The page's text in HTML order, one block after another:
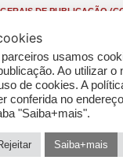
GERAIS DE PUBLICAÇÃO
usamos
Ao utilizar o
de cookies. A
conferida no
"Saiba+mais".
Saiba+mais